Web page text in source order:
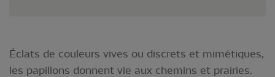
Éclats de couleurs vives ou discrets et mimétiques,
les papillons donnent vie aux chemins et prairies.